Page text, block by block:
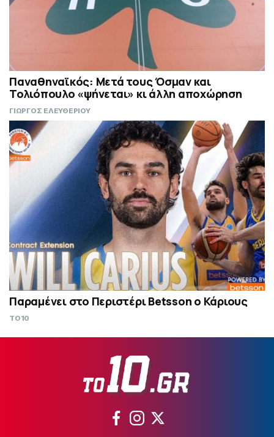
Παναθηναϊκός: Μετά τους Όσμαν και
Τολιόπουλο «ψήνεται» κι άλλη αποχώρηση
ΓΙΩΡΓΟΣ ΕΛΕΥΘΕΡΙΟΥ
Παραμένει στο Περιστέρι Betsson ο Κάριους
TO10